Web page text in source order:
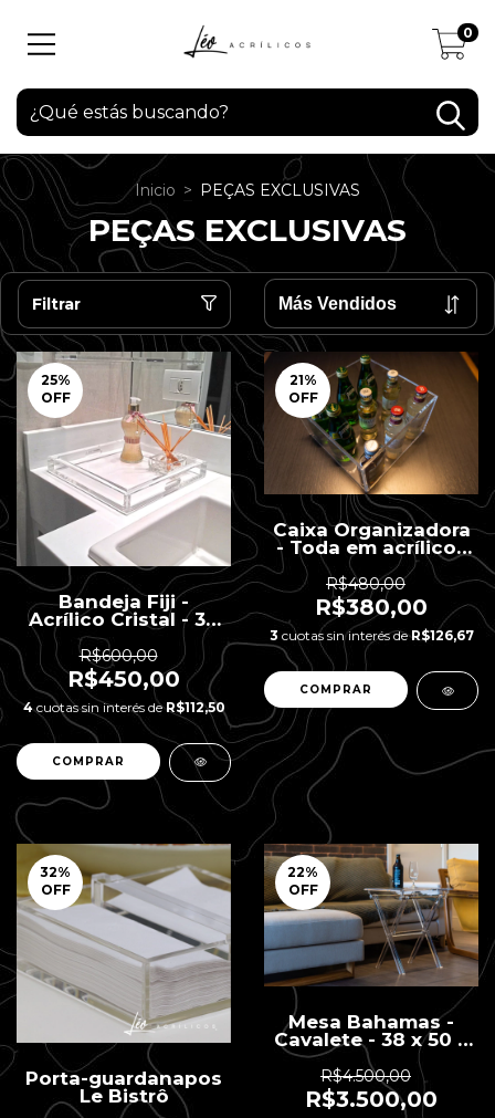
0
Inicio > PEÇAS EXCLUSIVAS
PEÇAS EXCLUSIVAS
Filtrar
25%
OFF
Bandeja Fiji -
Acrílico Cristal - 30
x 30 x 4 H - 15mm
Espessura
R$600,00
R$450,00
4cuotas sin interés deR$112,50
21%
OFF
Caixa Organizadora
- Toda em acrílico |
26 x 26 x 16 h
R$480,00
R$380,00
3 cuotas sin interés deR$126,67
32%
OFF
Porta-guardanapos
Le Bistrô
22%
OFF
Mesa Bahamas -
Cavalete - 38 x 50 x
57 H
R$4.500,00
R$3.500,00